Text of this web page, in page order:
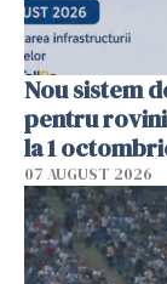
Nou sistem
pentru
la 1
07 AUGUST 2026